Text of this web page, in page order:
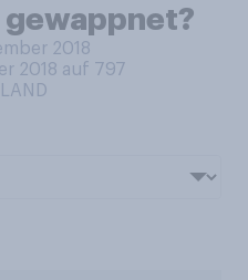
2018
2018 auf 797